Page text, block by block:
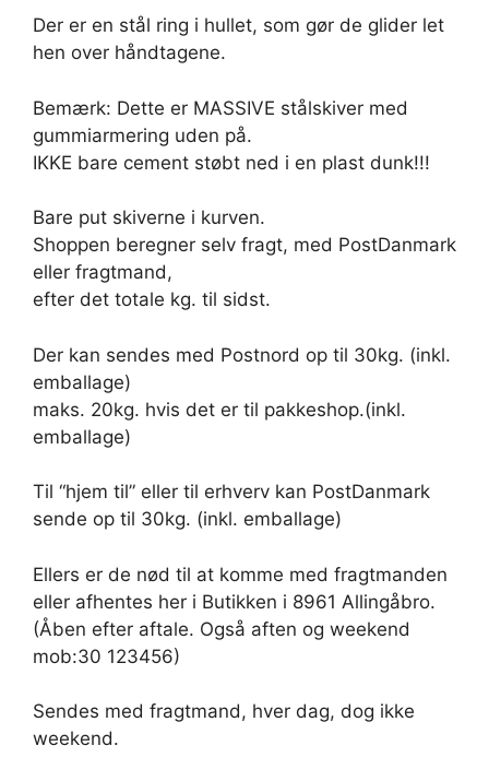
Der er en stål ring i hullet, som gør de glider let
hen over håndtagene.
Bemærk: Dette er MASSIVE stålskiver med
gummiarmering uden på.
IKKE bare cement støbt ned i en plast dunk!!!
Bare put skiverne i kurven.
Shoppen beregner selv fragt, med PostDanmark
eller fragtmand,
efter det totale kg. til sidst.
Der kan sendes med Postnord op til 30kg. (inkl.
emballage)
maks. 20kg. hvis det er til pakkeshop.(inkl.
emballage)
Til “hjem til” eller til erhverv kan PostDanmark
sende op til 30kg. (inkl. emballage)
Ellers er de nød til at komme med fragtmanden
eller afhentes her i Butikken i 8961 Allingåbro.
(Åben efter aftale. Også aften og weekend
mob:30 123456)
Sendes med fragtmand, hver dag, dog ikke
weekend.